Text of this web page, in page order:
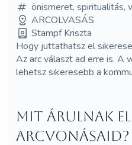
önismeret, spiritualitás,
ARCOLVASÁS
Stampf Kriszta
Hogy juttathatsz el
Az arc választ ad erre is. A
lehetsz sikeresebb a
Mit árulnak
arcvonásaid?